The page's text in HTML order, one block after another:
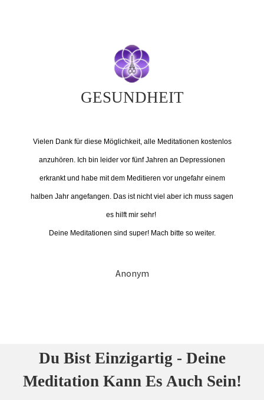
GESUNDHEIT
Vielen Dank für diese Möglichkeit, alle Meditationen kostenlos
anzuhören. Ich bin leider vor fünf Jahren an Depressionen
erkrankt und habe mit dem Meditieren vor ungefahr einem
halben Jahr angefangen. Das ist nicht viel aber ich muss sagen
es hilft mir sehr!
Deine Meditationen sind super! Mach bitte so weiter.
Anonym
Du Bist Einzigartig - Deine
Meditation Kann Es Auch Sein!